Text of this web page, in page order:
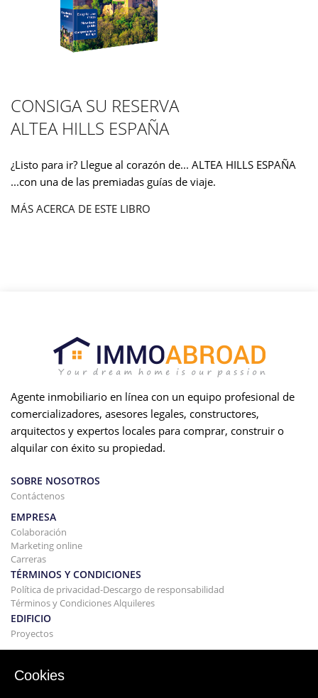
CONSIGA SU RESERVA
ALTEA HILLS ESPAÑA
¿Listo para ir? Llegue al corazón de... ALTEA HILLS ESPAÑA
...con una de las premiadas guías de viaje.
MÁS ACERCA DE ESTE LIBRO
Agente inmobiliario en línea con un equipo profesional de
comercializadores, asesores legales, constructores,
arquitectos y expertos locales para comprar, construir o
alquilar con éxito su propiedad.
SOBRE NOSOTROS
Contáctenos
EMPRESA
Colaboración
Marketing online
Carreras
TÉRMINOS Y CONDICIONES
Política de privacidad-Descargo de responsabilidad
Términos y Condiciones Alquileres
EDIFICIO
Proyectos
COMPRAR Y VENDER
Comprando tu casa
Vender
Cookies